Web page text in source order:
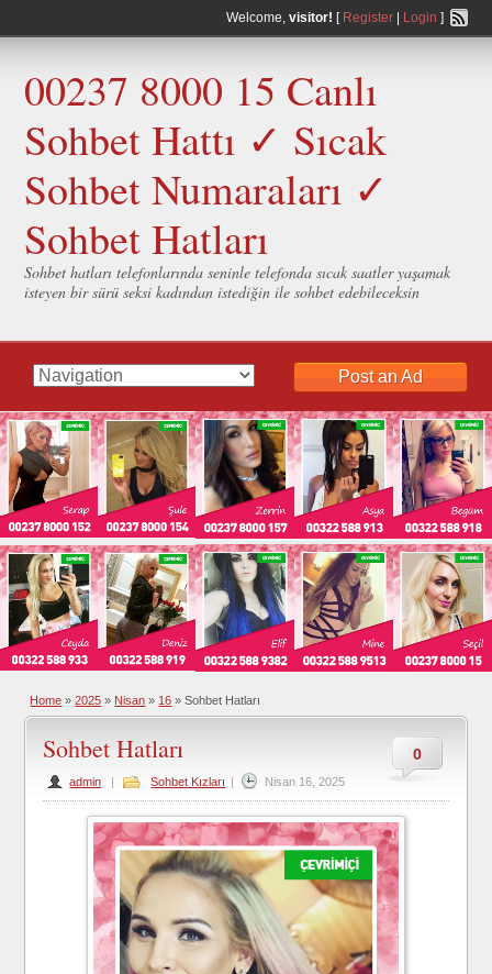
Welcome, visitor! [ Register| Login ]
00237 8000 15 Canlı
Sohbet Hattı ✓ Sıcak
Sohbet Numaraları ✓
Sohbet Hatları
Sohbet hatları telefonlarında seninle telefonda sıcak saatler yaşamak
isteyen bir sürü seksi kadından istediğin ile sohbet edebileceksin
Post an Ad
Home » 2025 » Nisan » 16 » Sohbet Hatları
0
Sohbet Hatları
admin | Sohbet Kızları | Nisan 16, 2025